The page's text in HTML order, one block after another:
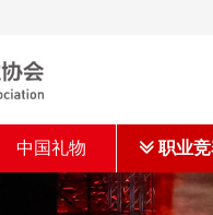
中国礼物 ꅂ 职业